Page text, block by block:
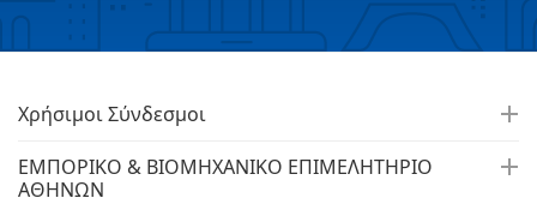
Χρήσιμοι Σύνδεσμοι
ΕΜΠΟΡΙΚΟ & ΒΙΟΜΗΧΑΝΙΚΟ ΕΠΙΜΕΛΗΤΗΡΙΟ
ΑΘΗΝΩΝ